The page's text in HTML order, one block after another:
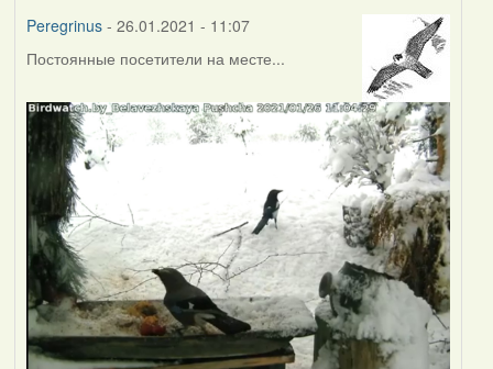
Peregrinus- 26.01.2021 - 11:07
Постоянные посетители на месте...